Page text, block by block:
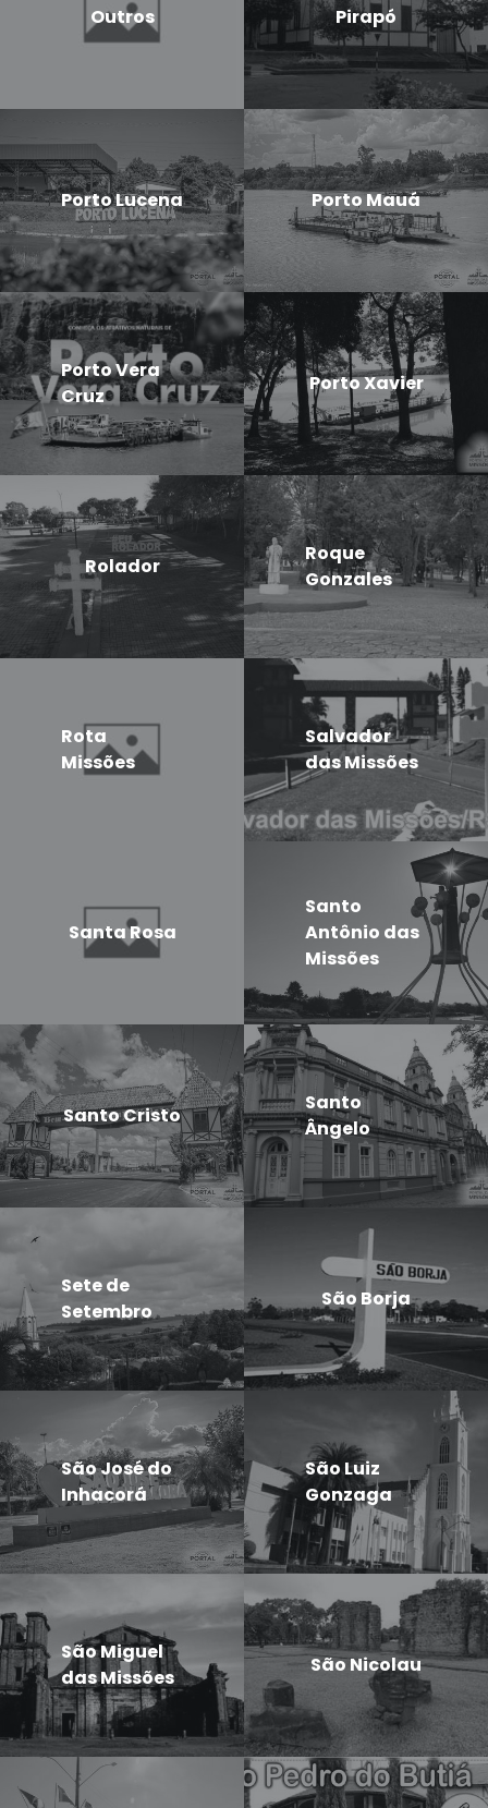
Outros Pirapó
Porto Lucena Porto Mauá
Porto Vera
Cruz
Porto Xavier
Rolador
Roque
Gonzales
Rota
Missões
Salvador
das Missões
Santa Rosa
Santo
Antônio das
Missões
Santo Cristo
Santo
Ângelo
Sete de
Setembro
São Borja
São José do
Inhacorá
São Luiz
Gonzaga
São Miguel
das Missões
São Nicolau